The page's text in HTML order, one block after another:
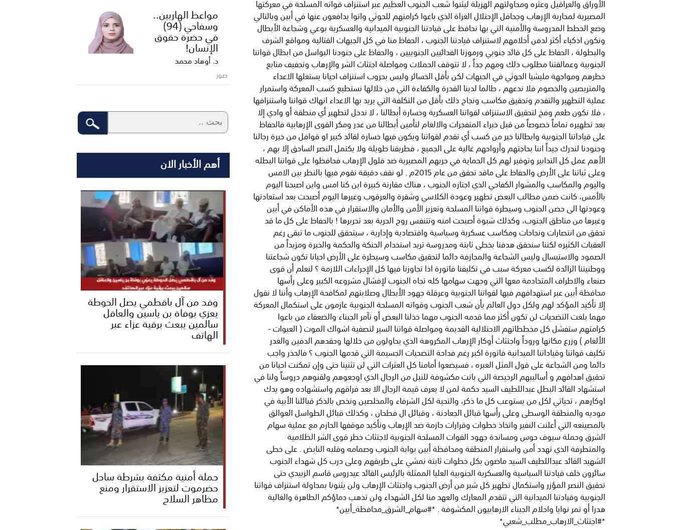
الأوراق والعراقيل وعثره ومحاولتهم الهزيلة ليثنوا شعب الجنوب العظيم عبر استنزاف قواته المسلحة في معركتها
المصيرية لمحاربة الإرهاب وجحافل الإحتلال الغزاة الذي باعوا كرامتهم للحوثي واتوا يدافعون عنها في أبين وبالتالي
وضع الخطط المدروسة والأمنية التي بها نحافظ على قيادتنا الجنوبية الميدانية والعسكرية بوعي وشجاعة الأبطال
ونكون اذكياء أكثر لدفن أحلامهم لاستنزاف قيادتنا الجنوب ، الحفاظ منا في كل الجبهات القتالية ومواقع الشرف
والبطولة ، الحفاظ على كل قائد جنوبي ورموزنا الفدائيين الجنوبيين ، والحفاظ على جنودنا البواسل من ابطال قواتنا
الجنوبية وعمالقتنا مطلوب ذلك ومهم جداً ، لا تتوقف الحملات ومواصلة اجتثاث الشر والإرهاب وتجفيف منابع
خطرهم ومواجهة مليشيا الحوثي في الجبهات لكن بأقل الخسائر وليس بحروب استنزاف احيانا يستغلها الاعداء
والمتربصين والخصوم فلا ندعهم ، طالما لدينا القدرة والكفاءة التي من خلالها نستطيع كسب المعركة واستمرار
عملية التطهير والتقدم وتحقيق مكاسب ونجاح ذلك بأقل من التكلفة التي يريد بها الاعداء انهاك قواتنا واستنزافها
، فلا نكون طعم وفخ لتحقيق الاستنزاف لقواتنا العسكرية وخسارة أبطالنا ، لا ندخل لتطهير أي منطقة أو وادي إلا
بعد تطهيره تماماً خصوصاً من قبل خبراء المتفجرات والالغام لتأمين أبطالنا من غدر ومكر القوى الإرهابية فالحفاظ
على قياداتنا الجنوبية وابطالنا خير من كسب أي تقدم لقواتنا ويكون فيها خسارة لقائد كبير او قوافل من خيرة رجالنا
وجنودنا لندرك جيداً اننا بحاجتهم وأرواحهم غالية على الجميع ، فطريقنا طويلة ولا يكتمل النصر الساحق إلا بهم ،
الأهم عمل كل التدابير وتوفير لهم كل الحماية في حربهم المصيرية ضد فلول الإرهاب فحافظوا على قواتنا البطله
وعلى ثباتنا على الأرض والحفاظ على ماقد تحقق من عام 2015م . لو نقف دقيقة نقوم فيها بالنظر بين الامس
واليوم والمكاسب والمشوار الكفاحي الذي اجتازه الجنوب ، هناك مقارنة كبيرة اين كنا امس واين اصبحنا اليوم
بالأمس، كانت ضمن مطالب البعض تطهير وعودة الكلاسي وشقرة والعرقوب وغيرها اليوم أصبحت بعد استعادتها
وعودتها الى حضن الجنوب وسيطرة قواتنا المسلحة وتعزيز الأمن والأمان والاستقرار في هذه الأماكن في أبين
وغيرها من مناطق الجنوب، وكذلك شبوة أصبحت امنه وتتنفس روح الحرية بعد تحريرها ! بالحفاظ على كل ما قد
تحقق من انتصارات ونجاحات ومكاسب عسكرية وسياسية واقتصادية وإدارية ، سيتحقق للجنوب ما تبقى رغم
العقبات الكثيره لكننا سنحقق هدفنا بخطى ثابتة ومدروسة تريد استخدام الحنكة والحكمة والخبرة ومزيداً من
الصمود والاستبسال وليس الشجاعة والمجازفة دائما لتحقيق مكاسب وسيطرة على الأرض احيانا تكون شجاعتنا
ووطنيتنا الزائدة لكسب معركة سبب في تكليفنا فاتورة اذا تجاوزنا فيها كل الإجراءات اللازمة ؟ لنعلم أن قوى
صنعاء والاطراف المتخادمة معها التي وجهت سهامها كله تجاه الجنوب لإفشال مشروعه الكبير وعلى رأسها
محافظة أبين عبر استهدافهم فيها لقواتنا الجنوبية وعرقلة جهود الأبطال وصلابتهم لمكافحة الإرهاب وأننا لا نقول
إلا تأكيد المؤكد لهم ولكل دول العالم بأن شعب الجنوب وقواته المسلحة الجنوبية عازمون على استكمال المعركة
مهما بلغت التضحيات لن تكون أكثر مما قدمه الجنوب مهما خذلنا البعض أو تآمر الجبناء والضعفاء من باعوا
كرامتهم ستفشل كل مخططاتهم الاحتلالية القديمة ومواصلة قواتنا السير لتصفية اشواك الموت ( العبوات -
الألغام ) وزرع مكانها وروداً واجتثاث أوكار الإرهاب المكروهة الذي يحاولون من خلالها وحقدهم الدفين والغدر
تكليف قواتنا وقياداتنا الميدانية فاتورة اكبر رغم فداحة التضحيات الجسيمة التي قدمها الجنوب ؟ فالحذر واجب
دائما ومن الشجاعة على قول المثل العبره ، فسيضعوا أمامنا كل العثرات التي لن تثنينا حتى وإن تمكنت احيانا من
تحقيق اهدافهم و أساليبهم الرخيصة التي باتت مكشوفة للنيل من الرجال الذي اوجعوهم ولقنوهم دروساً ولنا في
استشهاد القائد البطل عبداللطيف السيد حكمة لمن لا يعرف قيمة الرجال الا بعد فراقهم واستشهاده وهو يدك
اوكارهم ، تحياتي لكل من يستوعب كل ما ذكر، والتحية لكل الشرفاء والمخلصين ونخص بالذكر قبائلنا الأبية في
موديه والمنطقة الوسطى وعلى رأسها قبائل الجعادنة ، وقبائل ال فطحان ، وكذلك قبائل الطواسل العوالق
بالمصينعه التي أعلنت النفير واتخاذ خطوات وقرارات حازمة ضد الإرهاب وتأكيد موقفها الحازم مع عملية سهام
الشرق وحملة سيوف حوس ومساندة جهود القوات المسلحة الجنوبية لاجتثاث خطر قوى الشر الظلامية
والمتطرفة الذي تهدد أمن واستقرار المنطقة ومحافظة أبين بوابة الجنوب وصمامه وقلبه النابض . على خطى
الشهيد القائد عبداللطيف السيد ماضون بكل خطوات ثابتة نمشي على طريقهم وعلى درب كل شهداء الجنوب
سائرون خلف قيادتنا السياسية والعسكرية الجنوبية العليا الممثلة بالرئيس القائد عيدروس قاسم الزبيدي حتى
تحقيق النصر المؤزر واستكمال تطهير كل شبر من أرض الجنوب واجتثاث الإرهاب ولن يثنونا بمحاولة استنزاف قواتنا
الجنوبية وقيادتنا الميدانية التي تتقدم المعارك والعهد منا لكل الشهداء ولن تذهب دماؤكم الطاهرة والغالية
هدرا أو تمر نوايا واحلام الجبناء الارهابيون المكشوفة . *#سهام_الشرق_محافظة_أبين*
*#اجتثاث_الارهاب_مطلب_شعبي*
مواعظ الهاربين..
وسفاحي (94)
في حضرة حقوق
الإنسان!
د. أوهاد محمد
صور
أهم الأخبار الان
وفد من آل باقطمي يصل الحوطة
يعزي بوفاة بن ياسين والعاقل
سالمين يبعث برقية عزاء عبر
الهاتف
حملة أمنية مكثفة بشرطة ساحل
حضرموت لتعزيز الاستقرار ومنع
مظاهر السلاح